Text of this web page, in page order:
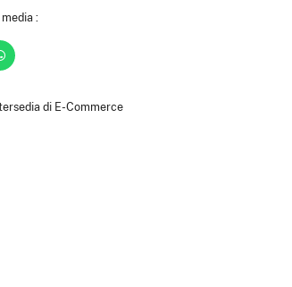
:
di E-Commerce